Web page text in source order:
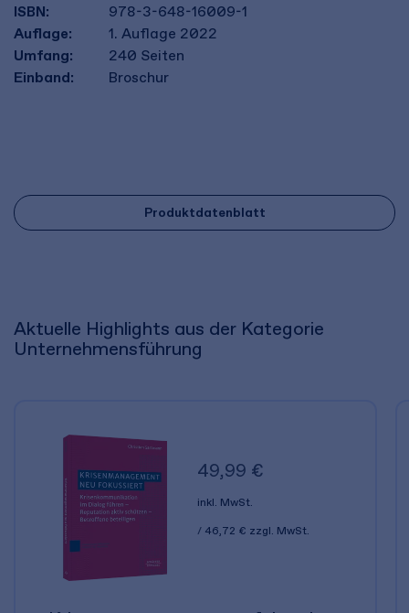
ISBN:
978-3-648-16009-1
Auflage:
1. Auflage 2022
Umfang:
240 Seiten
Einband:
Broschur
Produktdatenblatt
Aktuelle Highlights aus der Kategorie
Unternehmensführung
49,99 €
inkl. MwSt.
46,72 € zzgl. MwSt.